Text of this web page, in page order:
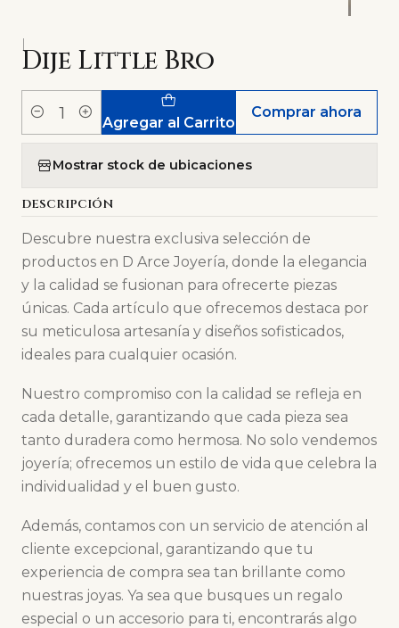
|
Dije Little Bro
Cantidad Agregar al Carrito
Comprar ahora
Mostrar stock de ubicaciones
DESCRIPCIÓN
Descubre nuestra exclusiva selección de
productos en D Arce Joyería, donde la elegancia
y la calidad se fusionan para ofrecerte piezas
únicas. Cada artículo que ofrecemos destaca por
su meticulosa artesanía y diseños sofisticados,
ideales para cualquier ocasión.
Nuestro compromiso con la calidad se refleja en
cada detalle, garantizando que cada pieza sea
tanto duradera como hermosa. No solo vendemos
joyería; ofrecemos un estilo de vida que celebra la
individualidad y el buen gusto.
Además, contamos con un servicio de atención al
cliente excepcional, garantizando que tu
experiencia de compra sea tan brillante como
nuestras joyas. Ya sea que busques un regalo
especial o un accesorio para ti, encontrarás algo